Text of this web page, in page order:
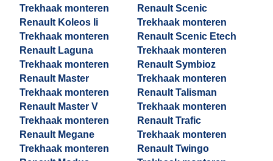
Trekhaak monteren
Renault Koleos Ii
Trekhaak monteren
Renault Laguna
Trekhaak monteren
Renault Master
Trekhaak monteren
Renault Master V
Trekhaak monteren
Renault Megane
Trekhaak monteren
Renault Scenic
Trekhaak monteren
Renault Scenic Etech
Trekhaak monteren
Renault Symbioz
Trekhaak monteren
Renault Talisman
Trekhaak monteren
Renault Trafic
Trekhaak monteren
Renault Twingo